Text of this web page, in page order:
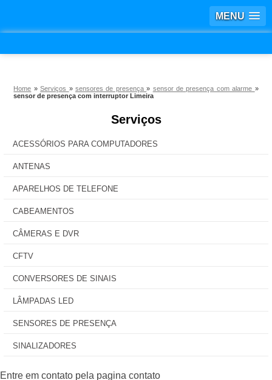
MENU
Home »Serviços »sensores de presença» sensor de presença com alarme »
sensor de presença com interruptor Limeira
Serviços
ACESSÓRIOS PARA COMPUTADORES
ANTENAS
APARELHOS DE TELEFONE
CABEAMENTOS
CÂMERAS E DVR
CFTV
CONVERSORES DE SINAIS
LÂMPADAS LED
SENSORES DE PRESENÇA
SINALIZADORES